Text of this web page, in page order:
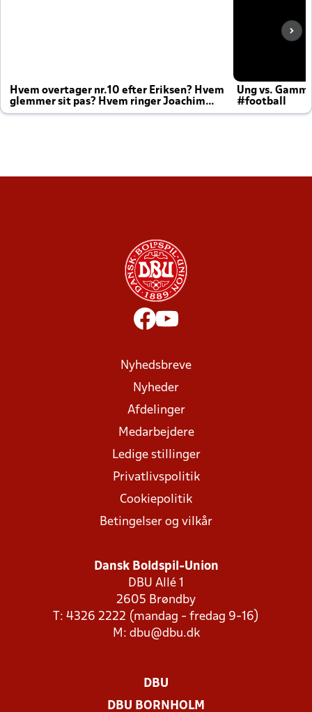
Hvem overtager nr.10 efter Eriksen? Hvem
glemmer sit pas? Hvem ringer Joachim
altid til efter kampe?
Ung vs.
#football
Nyhedsbreve
Nyheder
Afdelinger
Medarbejdere
Ledige stillinger
Privatlivspolitik
Cookiepolitik
Betingelser og vilkår
Dansk Boldspil-Union
DBU Allé 1
2605 Brøndby
T: 4326 2222 (mandag - fredag 9-16)
M: dbu@dbu.dk
DBU
DBU BORNHOLM